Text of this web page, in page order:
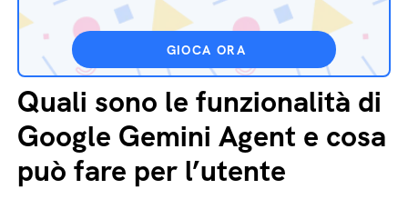
GIOCA ORA
Quali sono le funzionalità di
Google Gemini Agent e cosa
può fare per l’utente